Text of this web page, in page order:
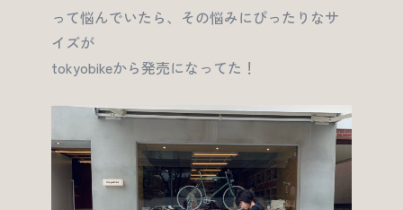
って悩んでいたら、その悩みにぴったりなサ
イズが
tokyobikeから発売になってた！